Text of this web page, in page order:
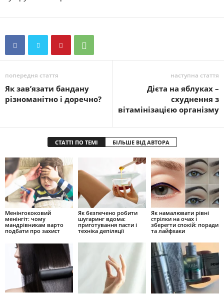
попередня стаття
Як зав’язати бандану
різноманітно і доречно?
наступна стаття
Дієта на яблуках –
схуднення з
вітамінізацією організму
СТАТТІ ПО ТЕМІ БІЛЬШЕ ВІД АВТОРА
Менінгококовий
менінгіт: чому
мандрівникам варто
подбати про захист
Як безпечено робити
шугаринг вдома:
приготування пасти і
техніка депіляції
Як намалювати рівні
стрілки на очах і
зберегти спокій: поради
та лайфхаки